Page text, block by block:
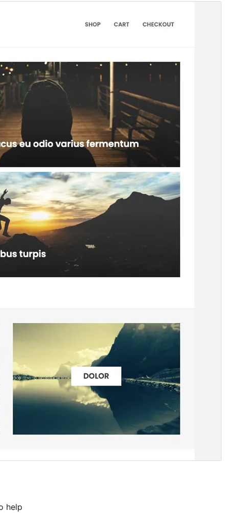
Este tema es gratuito pero ofrece actualizaciones o
Este es un tema hijo deSavana Lite
Última actualización
30 de mayo de 2026
Instalaciones activas
help